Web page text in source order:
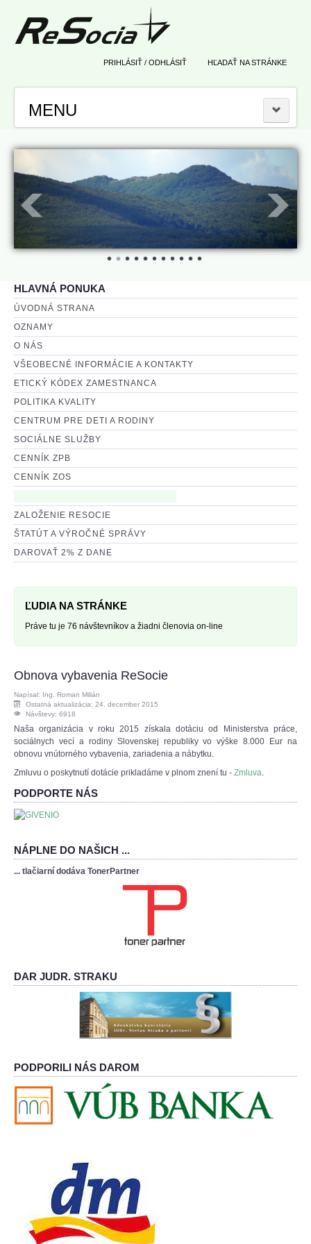
PRIHLÁSIŤ / ODHLÁSIŤ HĽADAŤ NA STRÁNKE
MENU
ÚSPEŠNÉ GRANTY
2019, Regionálny príspevok Úradu podpredsedu
2019, Dotácia od Ministerstva zdravotníctva
2019, Dotácia od VÚC KSK
2017, Zefektívnenie resocializácie
2016, Zriadenie prac. dielní
2016, Obnova vnútorného vybavenia
2015, Ľudské práva a slobody
2015, Obnova zariadenia
2014, Ochrana práv detí
2011, Rekonštrukcia
MÉDIÁ
ODBORNÁ PRAX
HLAVNÁ PONUKA
ÚVODNÁ STRANA
OZNAMY
O NÁS
VŠEOBECNÉ INFORMÁCIE A KONTAKTY
ETICKÝ KÓDEX ZAMESTNANCA
POLITIKA KVALITY
CENTRUM PRE DETI A RODINY
SOCIÁLNE SLUŽBY
CENNÍK ZPB
CENNÍK ZOS
ZALOŽENIE RESOCIE
ŠTATÚT A VÝROČNÉ SPRÁVY
DAROVAŤ 2% Z DANE
ĽUDIA NA STRÁNKE
Práve tu je 76 návštevníkov a žiadni členovia on-line
Obnova vybavenia ReSocie
Napísal: Ing. Roman Milián
Ostatná aktualizácia: 24. december 2015
Návštevy: 6918
Naša organizácia v roku 2015 získala dotáciu od Ministerstva práce,
sociálnych vecí a rodiny Slovenskej republiky vo výške 8.000 Eur na
obnovu vnútorného vybavenia, zariadenia a nábytku.
Zmluvu o poskytnutí dotácie prikladáme v plnom znení tu - Zmluva.
PODPORTE NÁS
NÁPLNE DO NAŠICH ...
... tlačiarní dodáva TonerPartner
DAR JUDR. STRAKU
PODPORILI NÁS DAROM